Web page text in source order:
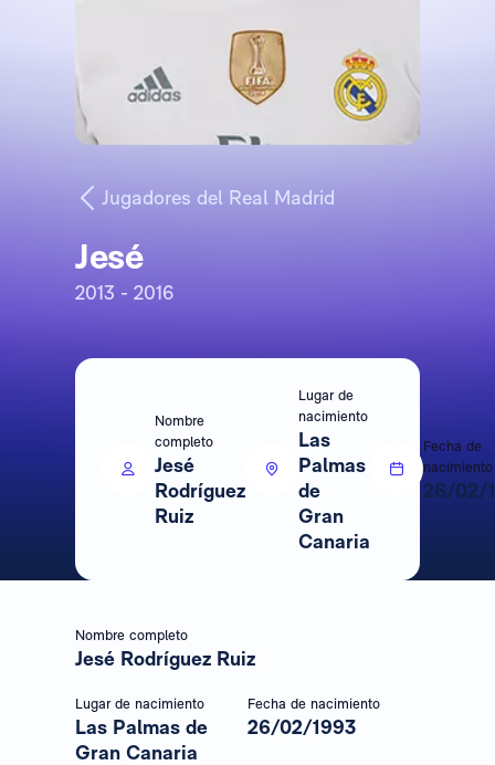
Jugadores del Real Madrid
Jesé
2013 - 2016
Nombre
completo
Jesé
Rodríguez
Ruiz
Lugar de
nacimiento
Las
Palmas
de
Gran
Canaria
Fecha de
nacimiento
26/02/
Nombre completo
Jesé Rodríguez Ruiz
Lugar de nacimiento
Las Palmas de
Gran Canaria
Fecha de nacimiento
26/02/1993